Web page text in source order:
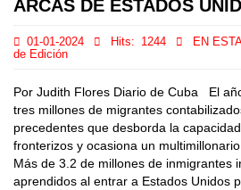
ARCAS DE ESTADOS
01-01-2024 Hits: 1244 EN
de Edición
Por Judith Flores Diario de Cuba El
tres millones de migrantes
precedentes que desborda la
fronterizos y ocasiona un
Más de 3.2 de millones de inmigrantes
aprendidos al entrar a Estados Unidos